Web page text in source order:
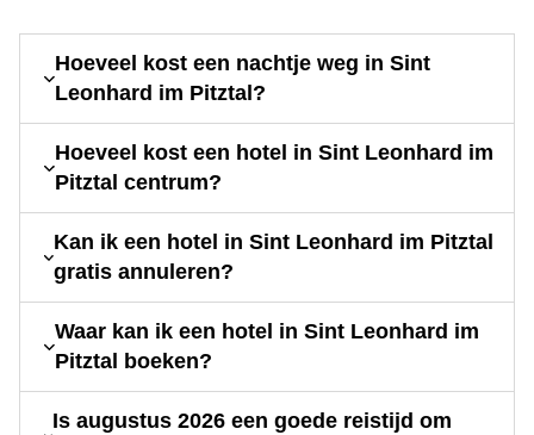
Hoeveel kost een nachtje weg in Sint
Leonhard im Pitztal?
Hoeveel kost een hotel in Sint Leonhard im
Pitztal centrum?
Kan ik een hotel in Sint Leonhard im Pitztal
gratis annuleren?
Waar kan ik een hotel in Sint Leonhard im
Pitztal boeken?
Is augustus 2026 een goede reistijd om